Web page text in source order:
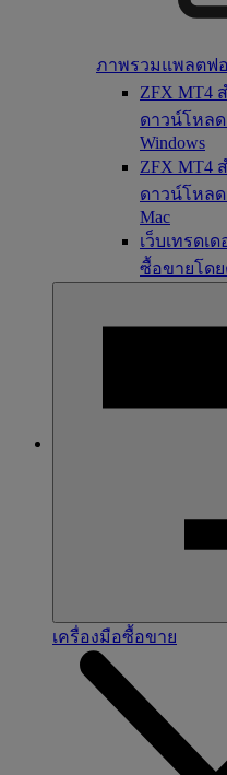
ภาพรวมแพลตฟ
ZFX MT4
ดาวน์โหล
Windows
ZFX MT4
ดาวน์โหล
Mac
เว็บเทรดเ
ซื้อขายโด
เครื่องมือซื้อขาย